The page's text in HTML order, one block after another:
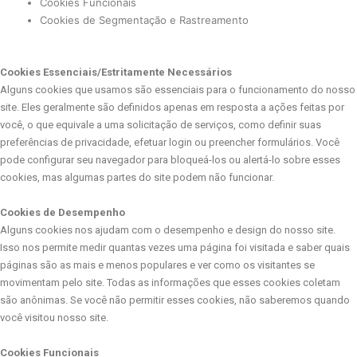
Cookies de Segmentação e Rastreamento
Cookies Essenciais/Estritamente Necessários
Alguns cookies que usamos são essenciais para o funcionamento do nosso
site. Eles geralmente são definidos apenas em resposta a ações feitas por
você, o que equivale a uma solicitação de serviços, como definir suas
preferências de privacidade, efetuar login ou preencher formulários. Você
pode configurar seu navegador para bloqueá-los ou alertá-lo sobre esses
cookies, mas algumas partes do site podem não funcionar.
Cookies de Desempenho
Alguns cookies nos ajudam com o desempenho e design do nosso site.
Isso nos permite medir quantas vezes uma página foi visitada e saber quais
páginas são as mais e menos populares e ver como os visitantes se
movimentam pelo site. Todas as informações que esses cookies coletam
são anônimas. Se você não permitir esses cookies, não saberemos quando
você visitou nosso site.
Cookies Funcionais